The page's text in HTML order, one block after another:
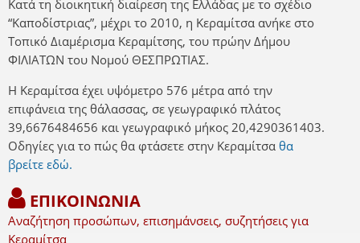
Κατά τη διοικητική διαίρεση της Ελλάδας με το σχέδιο
“Καποδίστριας”, μέχρι το 2010, η Κεραμίτσα ανήκε στο
Τοπικό Διαμέρισμα Κεραμίτσης, του πρώην Δήμου
ΦΙΛΙΑΤΩΝ του Νομού ΘΕΣΠΡΩΤΙΑΣ.
Η Κεραμίτσα έχει υψόμετρο 576 μέτρα από την
επιφάνεια της θάλασσας, σε γεωγραφικό πλάτος
39,6676484656 και γεωγραφικό μήκος 20,4290361403.
Οδηγίες για το πώς θα φτάσετε στην Κεραμίτσα θα
βρείτε εδώ.
ΕΠΙΚΟΙΝΩΝΙΑ
Αναζήτηση προσώπων, επισημάνσεις, συζητήσεις για
Κεραμίτσα